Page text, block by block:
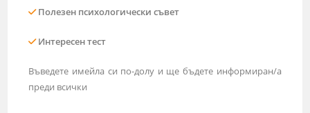
Полезен психологически съвет
Интересен тест
Въведете имейла си по-долу и ще бъдете информиран/а
преди всички